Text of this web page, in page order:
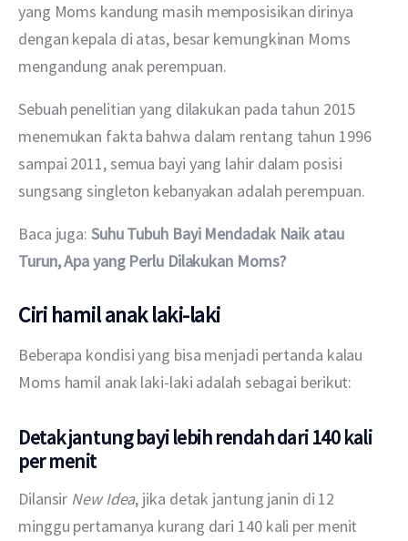
yang Moms kandung masih memposisikan dirinya
dengan kepala di atas, besar kemungkinan Moms
mengandung anak perempuan.
Sebuah penelitian yang dilakukan pada tahun 2015
menemukan fakta bahwa dalam rentang tahun 1996
sampai 2011, semua bayi yang lahir dalam posisi
sungsang singleton kebanyakan adalah perempuan.
Baca juga: Suhu Tubuh Bayi Mendadak Naik atau
Turun, Apa yang Perlu Dilakukan Moms?
Ciri hamil anak laki-laki
Beberapa kondisi yang bisa menjadi pertanda kalau
Moms hamil anak laki-laki adalah sebagai berikut:
Detak jantung bayi lebih rendah dari 140 kali
per menit
Dilansir New Idea, jika detak jantung janin di 12
minggu pertamanya kurang dari 140 kali per menit